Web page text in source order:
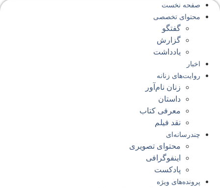
صفحه‌ نخست
محتوای‌ تخصصی
گفتگو
گزارش
یادداشت
اخبار
روایت‌های زنانه
زنان نام‌آور
داستان
معرفی کتاب
نقد فیلم
چندرسانه‌ای
محتوای تصویری
اینفوگرافی
پادکست
پرونده‌های ویژه